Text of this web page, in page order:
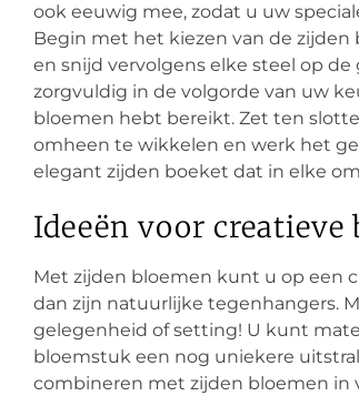
ook eeuwig mee, zodat u uw
Begin met het kiezen van de
en snijd vervolgens elke steel op
zorgvuldig in de volgorde van uw
bloemen hebt bereikt. Zet ten
omheen te wikkelen en werk het
elegant zijden boeket dat in elke
Ideeën voor
Met zijden bloemen kunt u op een
dan zijn natuurlijke tegenhangers.
gelegenheid of setting! U kunt
bloemstuk een nog uniekere
combineren met zijden bloemen in